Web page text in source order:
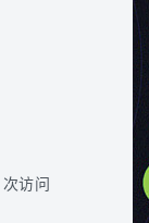
次访问